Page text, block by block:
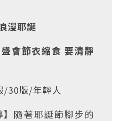
漫耶誕
會節衣縮食 要清靜
30版/年輕人
】隨著耶誕節腳步的